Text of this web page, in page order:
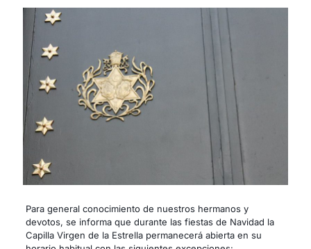
Para general conocimiento de nuestros hermanos y
devotos, se informa que durante las fiestas de Navidad la
Capilla Virgen de la Estrella permanecerá abierta en su